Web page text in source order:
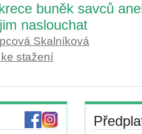
buněk savců
naslouchat
Skalníková
stažení